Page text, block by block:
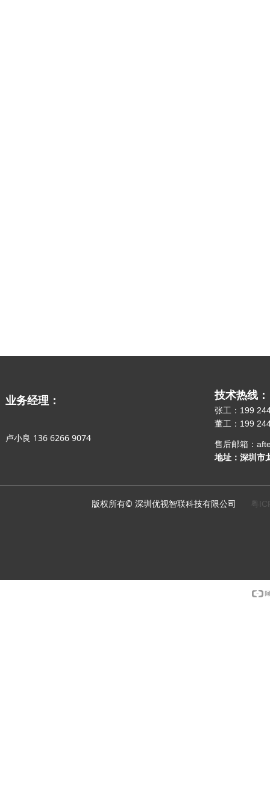
技术热线：
张工：199
董工：199
售后邮箱：
地址：深圳市
业务经理：
卢小良 136 6266 9074
版权所有© 深圳优视智联科技有限公司 粤